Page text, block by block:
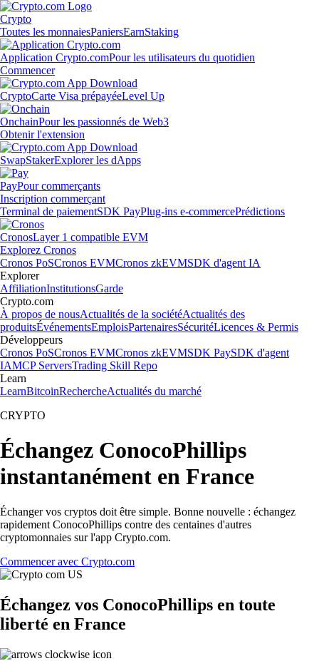
Crypto
Toutes les monnaiesPaniersEarnStaking
Application Crypto.comPour les utilisateurs du quotidien
Commencer
CryptoCarte Visa prépayéeLevel Up
OnchainPour les passionnés de Web3
Obtenir l'extension
SwapStakerExplorer les dApps
PayPour commerçants
Inscription commerçant
Terminal de paiementSDK PayPlug-ins e-commercePrédictions
CronosLayer 1 compatible EVM
Explorez Cronos
Cronos PoSCronos EVMCronos zkEVMSDK d'agent IA
Explorer
AffiliationInstitutionsGarde
Crypto.com
À propos de nousActualités de la sociétéActualités des
produitsÉvénementsEmploisPartenairesSécuritéLicences & Permis
Développeurs
Cronos PoSCronos EVMCronos zkEVMSDK PaySDK d'agent
IAMCP ServersTrading Skill Repo
Learn
LearnBitcoinRechercheActualités du marché
CRYPTO
Échangez ConocoPhillips
instantanément en France
Échanger vos cryptos doit être simple. Bonne nouvelle : échangez
rapidement ConocoPhillips contre des centaines d'autres
cryptomonnaies sur l'app Crypto.com.
Commencer avec Crypto.com
Échangez vos ConocoPhillips en toute
liberté en France